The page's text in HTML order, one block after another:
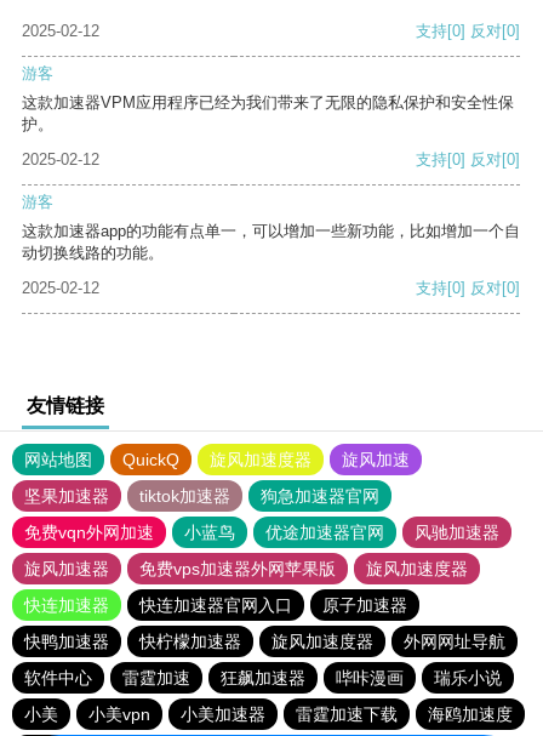
2025-02-12 支持[0] 反对[0]
游客
这款加速器VPM应用程序已经为我们带来了无限的隐私保护和安全性保
护。
2025-02-12
支持[0] 反对[0]
游客
这款加速器app的功能有点单一，可以增加一些新功能，比如增加一个自
动切换线路的功能。
2025-02-12
支持[0] 反对[0]
友情链接
网站地图 QuickQ 旋风加速度器
旋风加速
坚果加速器
tiktok加速器
狗急加速器官网
免费vqn外网加速
小蓝鸟 优途加速器官网
风驰加速器
旋风加速器
免费vps加速器外网苹果版
旋风加速度器
快连加速器
快连加速器官网入口
原子加速器
快鸭加速器
快柠檬加速器 旋风加速度器
外网网址导航
软件中心
雷霆加速 狂飙加速器 哔咔漫画
瑞乐小说
小美
小美vpn 小美加速器 雷霆加速下载 海鸥加速度